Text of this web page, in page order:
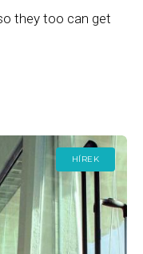
they too can get
HÍREK